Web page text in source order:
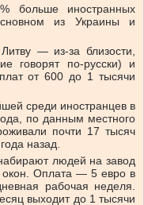
больше иностранных
из Украины и
— из-за близости,
говорят по-русски) и
от 600 до 1 тысячи
среди иностранцев в
по данным местного
почти 17 тысяч
назад.
людей на завод
окон. Оплата — 5 евро в
рабочая неделя.
выходит до 1 тысячи